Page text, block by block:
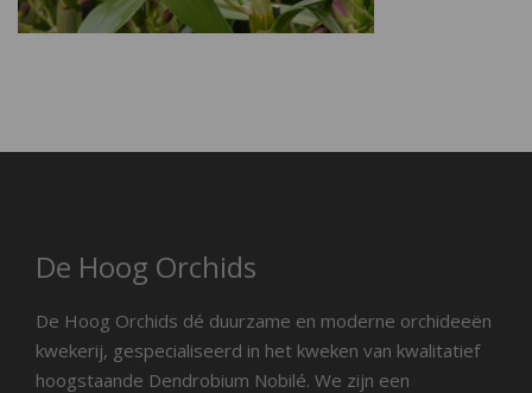
De Hoog Orchids
De Hoog Orchids dé duurzame en moderne orchideeën
kwekerij, gespecialiseerd in het kweken van kwalitatief
hoogstaande Dendrobium Nobilé. We zijn een